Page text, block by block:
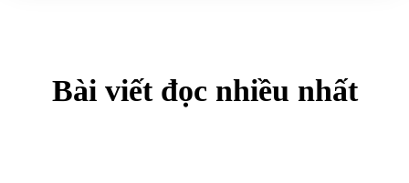
Bài viết đọc nhiều nhất